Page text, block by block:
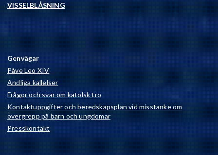
VISSELBLÅSNING
Genvägar
Påve Leo XIV
Andliga kallelser
Frågor och svar om katolsk tro
Kontaktuppgifter och beredskapsplan vid misstanke om
övergrepp på barn och ungdomar
Presskontakt